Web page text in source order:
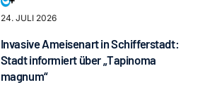
24. JULI 2026
Invasive Ameisenart in Schifferstadt:
Stadt informiert über „Tapinoma
magnum“